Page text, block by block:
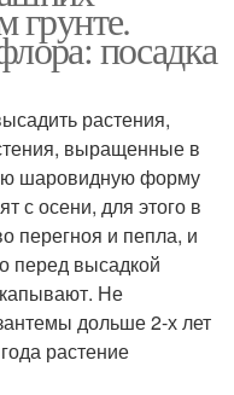
грунте.
посадка
растения,
выращенные в
шаровидную форму
с осени, для этого в
перегноя и пепла, и
перед высадкой
Не
дольше 2-х лет
растение